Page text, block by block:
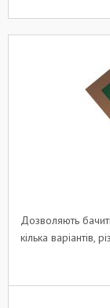
Дозволяють
кілька варіантів,